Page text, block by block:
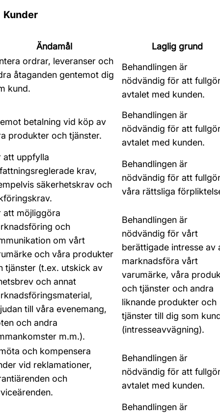
Kunder
Ändamål
Laglig grund
ordrar, leveranser och
åtaganden gentemot dig
kund.
Behandlingen är
nödvändig för att
avtalet med kunden.
betalning vid köp av
produkter och tjänster.
Behandlingen är
nödvändig för att
avtalet med kunden.
att uppfylla
krav,
säkerhetskrav och
Behandlingen är
nödvändig för att
våra rättsliga
att möjliggöra
och
om vårt
och våra produkter
tjänster (t.ex. utskick av
och annat
till våra evenemang,
och andra
m.m.).
Behandlingen är
nödvändig för vårt
berättigade intresse av
marknadsföra vårt
varumärke, våra
och tjänster och andra
liknande produkter och
tjänster till dig som
(intresseavvägning).
och kompensera
vid reklamationer,
och
Behandlingen är
nödvändig för att
avtalet med kunden.
Behandlingen är